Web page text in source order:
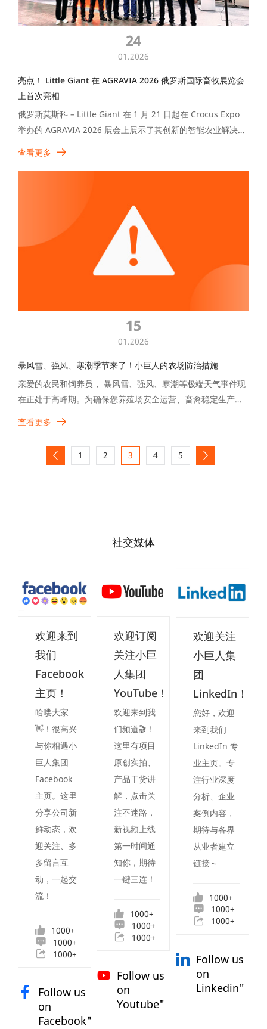
24
01.2026
亮点！ Little Giant 在 AGRAVIA 2026 俄罗斯国际畜牧展览会
上首次亮相
俄罗斯莫斯科 – Little Giant 在 1 月 21 日起在 Crocus Expo
举办的 AGRAVIA 2026 展会上展示了其创新的智能农业解决方
决方案为特色，引起了全球畜牧生产商和行业专业人士的极大
查看更多
15
01.2026
暴风雪、强风、寒潮季节来了！小巨人的农场防治措施
亲爱的农民和饲养员， 暴风雪、强风、寒潮等极端天气事件现
在正处于高峰期。为确保您养殖场安全运营、畜禽稳定生产，
查看更多
1 2 3 4 5
社交媒体
欢迎来到
我们
Facebook
主页！
哈喽大家
👋！很高兴
与你相遇小
巨人集团
Facebook
主页。这里
分享公司新
鲜动态，欢
迎关注、多
多留言互
动，一起交
流！
1000+
1000+
1000+
Follow us
on
Facebook"
欢迎订阅
关注小巨
人集团
YouTube！
欢迎来到我
们频道🎬！
这里有项目
原创实拍、
产品干货讲
解，点击关
注不迷路，
新视频上线
第一时间通
知你，期待
一键三连！
1000+
1000+
1000+
Follow us
on
Youtube"
欢迎关注
小巨人集
团
LinkedIn！
您好，欢迎
来到我们
LinkedIn 专
业主页。专
注行业深度
分析、企业
案例内容，
期待与各界
从业者建立
链接～
1000+
1000+
1000+
Follow us
on
Linkedin"
Privacy Settings
"Accept All", you consent to the use of ALL the
cookies. However, you may visit "Cookies
Settings" to provide a controlled consent.
| | Cookie Settings
Powered by Usercentrics Consent Management